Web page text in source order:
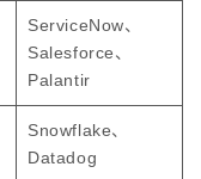
ServiceNow、
Salesforce、
Palantir
Snowflake、
Datadog